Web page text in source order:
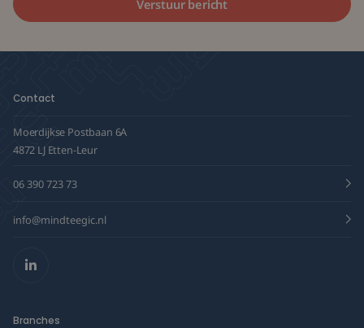
Contact
Moerdijkse Postbaan 6A
4872 LJ Etten-Leur
06 390 723 73
info@mindteegic.nl
LinkedIn
Branches